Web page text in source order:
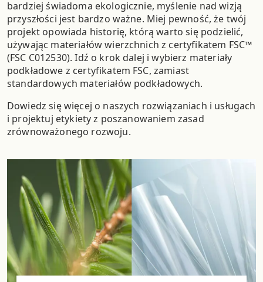
bardziej świadoma ekologicznie, myślenie nad wizją
przyszłości jest bardzo ważne. Miej pewność, że twój
projekt opowiada historię, którą warto się podzielić,
używając materiałów wierzchnich z certyfikatem FSC™
(FSC C012530).Idź o krok dalej i wybierz materiały
podkładowe z certyfikatem FSC, zamiast
standardowych materiałów podkładowych.
Dowiedz się więcej o naszych rozwiązaniach i usługach
i projektuj etykiety z poszanowaniem zasad
zrównoważonego rozwoju.